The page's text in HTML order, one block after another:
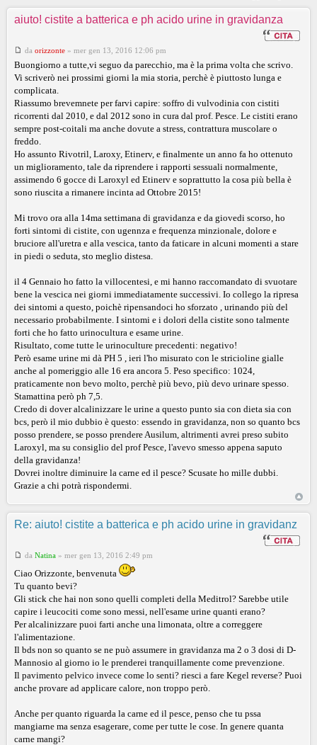
aiuto! cistite a batterica e ph acido urine in gravidanza
da orizzonte » mer gen 13, 2016 12:06 pm
Buongiorno a tutte,vi seguo da parecchio, ma è la prima volta che scrivo.
Vi scriverò nei prossimi giorni la mia storia, perchè è piuttosto lunga e
complicata.
Riassumo brevemnete per farvi capire: soffro di vulvodinia con cistiti
ricorrenti dal 2010, e dal 2012 sono in cura dal prof. Pesce. Le cistiti erano
sempre post-coitali ma anche dovute a stress, contrattura muscolare o
freddo.
Ho assunto Rivotril, Laroxy, Etinerv, e finalmente un anno fa ho ottenuto
un miglioramento, tale da riprendere i rapporti sessuali normalmente,
assimendo 6 gocce di Laroxyl ed Etinerv e soprattutto la cosa più bella è
sono riuscita a rimanere incinta ad Ottobre 2015!
Mi trovo ora alla 14ma settimana di gravidanza e da giovedi scorso, ho
forti sintomi di cistite, con ugennza e frequenza minzionale, dolore e
bruciore all'uretra e alla vescica, tanto da faticare in alcuni momenti a stare
in piedi o seduta, sto meglio distesa.
il 4 Gennaio ho fatto la villocentesi, e mi hanno raccomandato di svuotare
bene la vescica nei giorni immediatamente successivi. Io collego la ripresa
dei sintomi a questo, poichè ripensandoci ho sforzato , urinando più del
necessario probabilmente. I sintomi e i dolori della cistite sono talmente
forti che ho fatto urinocultura e esame urine.
Risultato, come tutte le urinoculture precedenti: negativo!
Però esame urine mi dà PH 5 , ieri l'ho misurato con le stricioline gialle
anche al pomeriggio alle 16 era ancora 5. Peso specifico: 1024,
praticamente non bevo molto, perchè più bevo, più devo urinare spesso.
Stamattina però ph 7,5.
Credo di dover alcalinizzare le urine a questo punto sia con dieta sia con
bcs, però il mio dubbio è questo: essendo in gravidanza, non so quanto bcs
posso prendere, se posso prendere Ausilum, altrimenti avrei preso subito
Laroxyl, ma su consiglio del prof Pesce, l'avevo smesso appena saputo
della gravidanza!
Dovrei inoltre diminuire la carne ed il pesce? Scusate ho mille dubbi.
Grazie a chi potrà rispondermi.
Re: aiuto! cistite a batterica e ph acido urine in gravidanz
da Natina » mer gen 13, 2016 2:49 pm
Ciao Orizzonte, benvenuta
Tu quanto bevi?
Gli stick che hai non sono quelli completi della Meditrol? Sarebbe utile
capire i leucociti come sono messi, nell'esame urine quanti erano?
Per alcalinizzare puoi farti anche una limonata, oltre a correggere
l'alimentazione.
Il bds non so quanto se ne può assumere in gravidanza ma 2 o 3 dosi di D-
Mannosio al giorno io le prenderei tranquillamente come prevenzione.
Il pavimento pelvico invece come lo senti? riesci a fare Kegel reverse? Puoi
anche provare ad applicare calore, non troppo però.
Anche per quanto riguarda la carne ed il pesce, penso che tu pssa
mangiarne ma senza esagerare, come per tutte le cose. In genere quanta
carne mangi?